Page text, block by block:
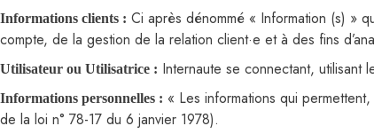
Informations clients : Ci après dénommé « Information (s) »
compte, de la gestion de la relation client·e et à des fins
Utilisateur ou Utilisatrice : Internaute se connectant, utilisant
Informations personnelles : « Les informations qui
de la loi n° 78-17 du 6 janvier 1978).